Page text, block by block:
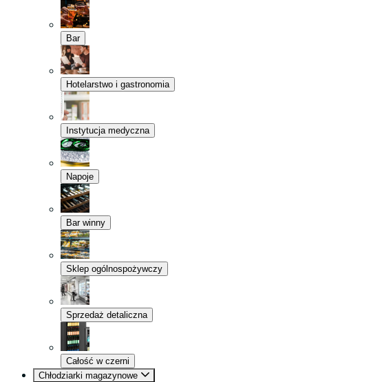
Bar
Hotelarstwo i gastronomia
Instytucja medyczna
Napoje
Bar winny
Sklep ogólnospożywczy
Sprzedaż detaliczna
Całość w czerni
Chłodziarki magazynowe